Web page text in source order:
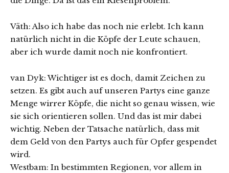
Väth: Also ich habe das noch nie erlebt. Ich kann
natürlich nicht in die Köpfe der Leute schauen,
aber ich wurde damit noch nie konfrontiert.
van Dyk: Wichtiger ist es doch, damit Zeichen zu
setzen. Es gibt auch auf unseren Partys eine ganze
Menge wirrer Köpfe, die nicht so genau wissen, wie
sie sich orientieren sollen. Und das ist mir dabei
wichtig. Neben der Tatsache natürlich, dass mit
dem Geld von den Partys auch für Opfer gespendet
wird.
Westbam: In bestimmten Regionen, vor allem in